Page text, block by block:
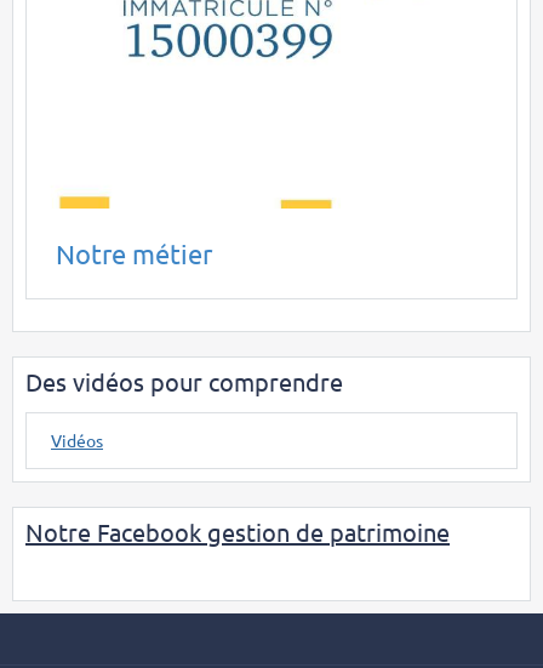
Notre métier
Des vidéos pour comprendre
Vidéos
Notre Facebook gestion de patrimoine